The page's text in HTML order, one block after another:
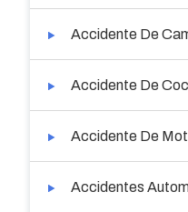
Accidente De
Accidente De
Accidente De
Accidentes